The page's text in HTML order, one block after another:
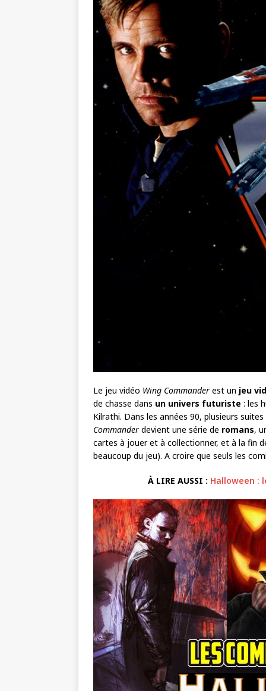
Le jeu vidéo Wing Commander est un jeu
de chasse dans un univers futuriste : les
Kilrathi. Dans les années 90, plusieurs
Commander devient une série de romans,
cartes à jouer et à collectionner, et à la fin
beaucoup du jeu). A croire que seuls les
À LIRE AUSSI : Halloween :